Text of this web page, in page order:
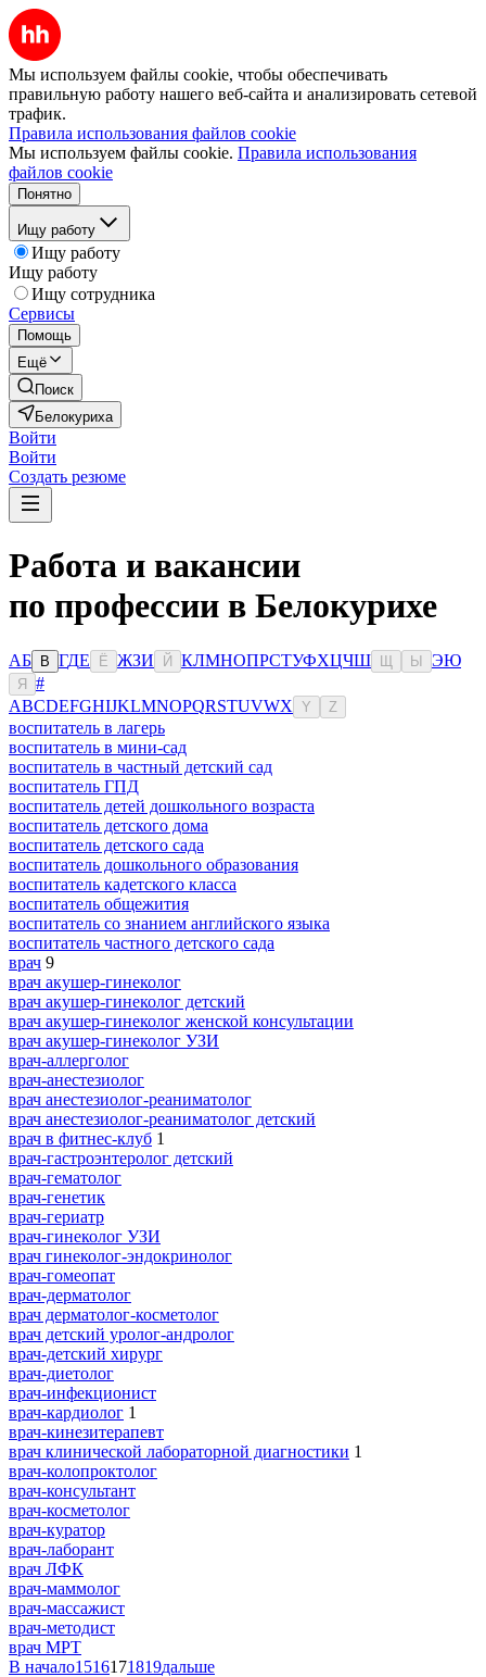
Мы используем файлы cookie, чтобы обеспечивать
правильную работу нашего веб-сайта и анализировать сетевой
трафик.
Правила использования файлов cookie
Мы используем файлы cookie. Правила использования
файлов cookie
Понятно
Ищу работу
Ищу работу
Ищу работу
Ищу сотрудника
Сервисы
Помощь
Ещё
Поиск
Белокуриха
Войти
Войти
Создать резюме
Работа и вакансии
по профессии в Белокурихе
АБ В ГДЕ Ё ЖЗИ Й КЛМНОПРСТУФХЦЧШ Ы ЭЮ
Я
#
ABCDEFGHIJKLMNOPQRSTUVWX Y Z
воспитатель в лагерь
воспитатель в мини-сад
воспитатель в частный детский сад
воспитатель ГПД
воспитатель детей дошкольного возраста
воспитатель детского дома
воспитатель детского сада
воспитатель дошкольного образования
воспитатель кадетского класса
воспитатель общежития
воспитатель со знанием английского языка
воспитатель частного детского сада
врач 9
врач акушер-гинеколог
врач акушер-гинеколог детский
врач акушер-гинеколог женской консультации
врач акушер-гинеколог УЗИ
врач-аллерголог
врач-анестезиолог
врач анестезиолог-реаниматолог
врач анестезиолог-реаниматолог детский
врач в фитнес-клуб 1
врач-гастроэнтеролог детский
врач-гематолог
врач-генетик
врач-гериатр
врач-гинеколог УЗИ
врач гинеколог-эндокринолог
врач-гомеопат
врач-дерматолог
врач дерматолог-косметолог
врач детский уролог-андролог
врач-детский хирург
врач-диетолог
врач-инфекционист
врач-кардиолог 1
врач-кинезитерапевт
врач клинической лабораторной диагностики 1
врач-колопроктолог
врач-консультант
врач-косметолог
врач-куратор
врач-лаборант
врач ЛФК
врач-маммолог
врач-массажист
врач-методист
врач МРТ
В начало1516171819дальше